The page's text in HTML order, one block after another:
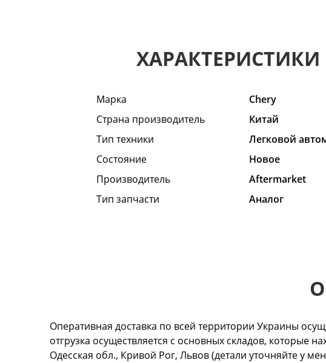
ХАРАКТЕРИСТИКИ
Марка
Chery
Страна производитель
Китай
Тип техники
Легковой
Состояние
Hовое
Производитель
Aftermarket
Тип запчасти
Аналог
Оперативная доставка по всей территории Украины
отгрузка осуществляется с основных складов, которые
Одесская обл., Кривой Рог, Львов (детали уточняйте у